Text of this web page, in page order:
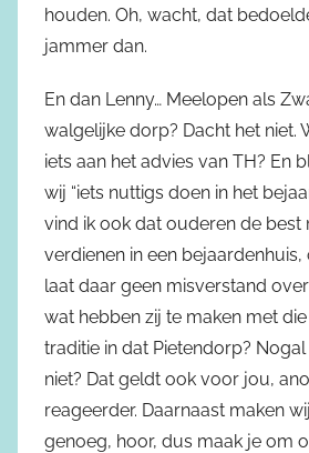
houden. Oh, wacht, dat
jammer dan.
En dan Lenny… Meelopen als
walgelijke dorp? Dacht het niet.
iets aan het advies van TH? En
wij “iets nuttigs doen in het
vind ik ook dat ouderen de best
verdienen in een
laat daar geen misverstand
wat hebben zij te maken met
traditie in dat Pietendorp?
niet? Dat geldt ook voor jou,
reageerder. Daarnaast maken
genoeg, hoor, dus maak je om